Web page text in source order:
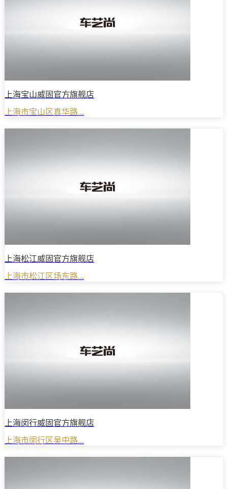
上海宝山威固官方旗舰店
上海市宝山区真华路...
上海松江威固官方旗舰店
上海市松江区场东路...
上海闵行威固官方旗舰店
上海市闵行区吴中路...